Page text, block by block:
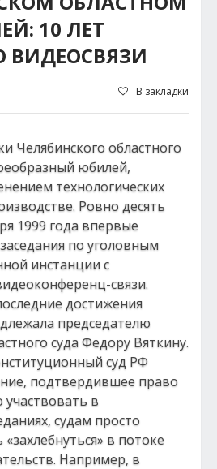
10 ЛЕТ
ВИДЕОСВЯЗИ
В закладки
Челябинского областного
юбилей,
технологических
Ровно десять
1999 года впервые
по уголовным
инстанции с
связи.
достижения
председателю
суда Федору Вяткину.
суд РФ
подтвердившее право
в
судам просто
«захлебнуться» в потоке
Например, в